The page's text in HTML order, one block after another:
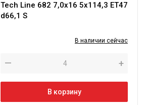
Tech Line 682 7,0х16 5х114,3 ET47
d66,1 S
В наличии сейчас
— +
В корзину